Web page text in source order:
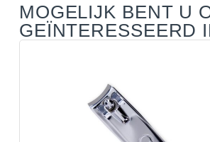
MOGELIJK BENT U
GEÏNTERESSEERD